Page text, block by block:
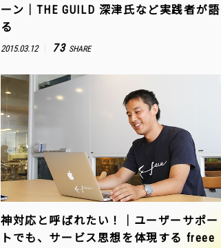
ーン｜THE GUILD 深津氏など実践者が語
る
2015.03.12 73 SHARE
神対応と呼ばれたい！｜ユーザーサポー
トでも、サービス思想を体現する freee